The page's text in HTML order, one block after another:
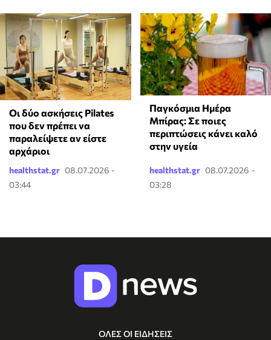
Οι δύο ασκήσεις Pilates
που δεν πρέπει να
παραλείψετε αν είστε
αρχάριοι
healthstat.gr 08.07.2026 -
03:44
Παγκόσμια Ημέρα
Μπίρας: Σε ποιες
περιπτώσεις κάνει καλό
στην υγεία
healthstat.gr 08.07.2026 -
03:28
ΟΛΕΣ ΟΙ ΕΙΔΗΣΕΙΣ